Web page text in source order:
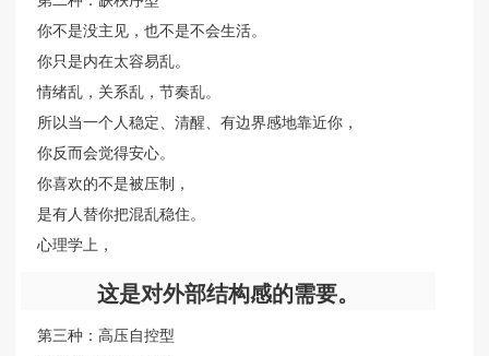
你不是没主见，也不是不会生活。
你只是内在太容易乱。
情绪乱，关系乱，节奏乱。
所以当一个人稳定、清醒、有边界感地靠近你，
你反而会觉得安心。
你喜欢的不是被压制，
是有人替你把混乱稳住。
心理学上，
这是对外部结构感的需要。
第三种：高压自控型